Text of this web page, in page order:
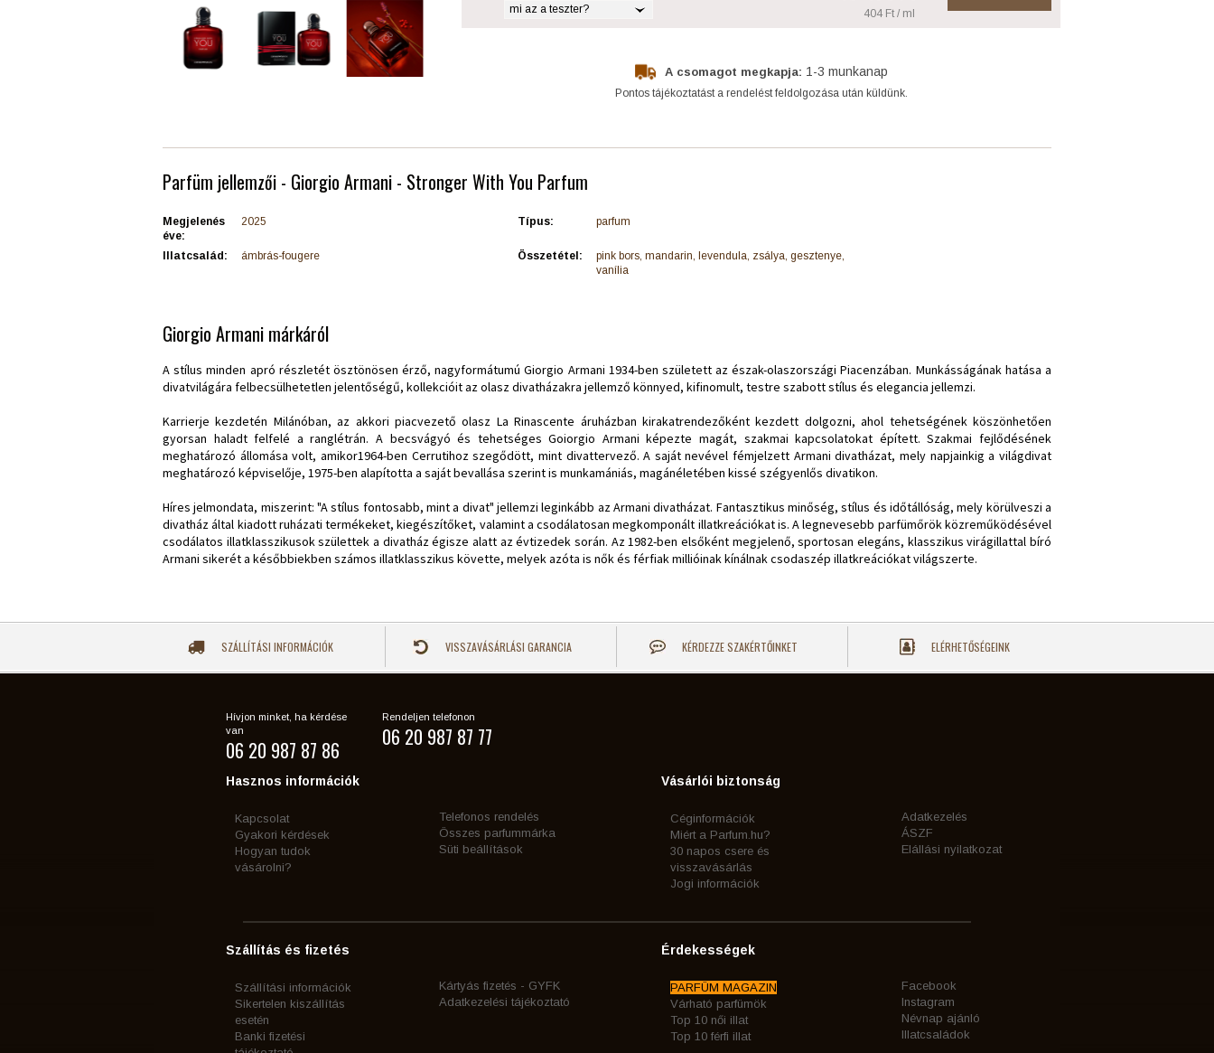
mi az a teszter? 404 Ft / ml
A csomagot megkapja: 1-3 munkanap
Pontos tájékoztatást a rendelést feldolgozása után küldünk.
Parfüm jellemzői - Giorgio Armani - Stronger With You Parfum
Megjelenés
éve:
2025 Típus: parfum
Illatcsalád: ámbrás-fougere Összetétel:
pink bors, mandarin, levendula, zsálya, gesztenye,
vanília
Giorgio Armani márkáról
A stílus minden apró részletét ösztönösen érző, nagyformátumú Giorgio Armani 1934-ben született az észak-olaszországi Piacenzában. Munkásságának hatása a
divatvilágára felbecsülhetetlen jelentőségű, kollekcióit az olasz divatházakra jellemző könnyed, kifinomult, testre szabott stílus és elegancia jellemzi.
Karrierje kezdetén Milánóban, az akkori piacvezető olasz La Rinascente áruházban kirakatrendezőként kezdett dolgozni, ahol tehetségének köszönhetően
gyorsan haladt felfelé a ranglétrán. A becsvágyó és tehetséges Goiorgio Armani képezte magát, szakmai kapcsolatokat épített. Szakmai fejlődésének
meghatározó állomása volt, amikor1964-ben Cerrutihoz szegődött, mint divattervező. A saját nevével fémjelzett Armani divatházat, mely napjainkig a világdivat
meghatározó képviselője, 1975-ben alapította a saját bevallása szerint is munkamániás, magánéletében kissé szégyenlős divatikon.
Híres jelmondata, miszerint: "A stílus fontosabb, mint a divat" jellemzi leginkább az Armani divatházat. Fantasztikus minőség, stílus és időtállóság, mely körülveszi a
divatház által kiadott ruházati termékeket, kiegészítőket, valamint a csodálatosan megkomponált illatkreációkat is. A legnevesebb parfümőrök közreműködésével
csodálatos illatklasszikusok születtek a divatház égisze alatt az évtizedek során. Az 1982-ben elsőként megjelenő, sportosan elegáns, klasszikus virágillattal bíró
Armani sikerét a későbbiekben számos illatklasszikus követte, melyek azóta is nők és férfiak millióinak kínálnak csodaszép illatkreációkat világszerte.
SZÁLLÍTÁSI INFORMÁCIÓK VISSZAVÁSÁRLÁSI GARANCIA KÉRDEZZE SZAKÉRTŐINKET ELÉRHETŐSÉGEINK
Hívjon minket, ha kérdése
van
06 20 987 87 86
Rendeljen telefonon
06 20 987 87 77
Hasznos információk
Kapcsolat
Gyakori kérdések
Hogyan tudok
vásárolni?
Telefonos rendelés
Összes parfummárka
Süti beállítások
Vásárlói biztonság
Céginformációk
Miért a Parfum.hu?
30 napos csere és
visszavásárlás
Jogi információk
Adatkezelés
ÁSZF
Elállási nyilatkozat
Szállítás és fizetés
Szállítási információk
Sikertelen kiszállítás
esetén
Banki fizetési
Kártyás fizetés - GYFK
Adatkezelési tájékoztató
Érdekességek
PARFÜM MAGAZIN
Várható parfümök
Top 10 női illat
Top 10 férfi illat
Facebook
Instagram
Névnap ajánló
Illatcsaládok